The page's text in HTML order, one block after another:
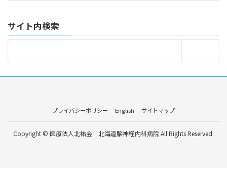
サイト内検索
プライバシーポリシー English サイトマップ
Copyright © 医療法人北祐会 北海道脳神経内科病院 All Rights Reserved.